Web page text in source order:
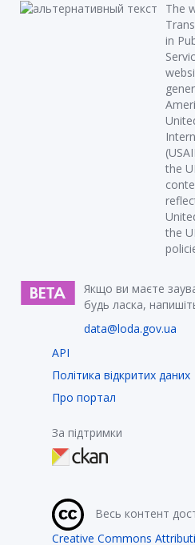
The
in
the
the
Якщо ви маєте
будь ласка,
data@loda.gov.ua
API
Політика відкритих даних
Про портал
За підтримки
Весь контент
Creative Commons